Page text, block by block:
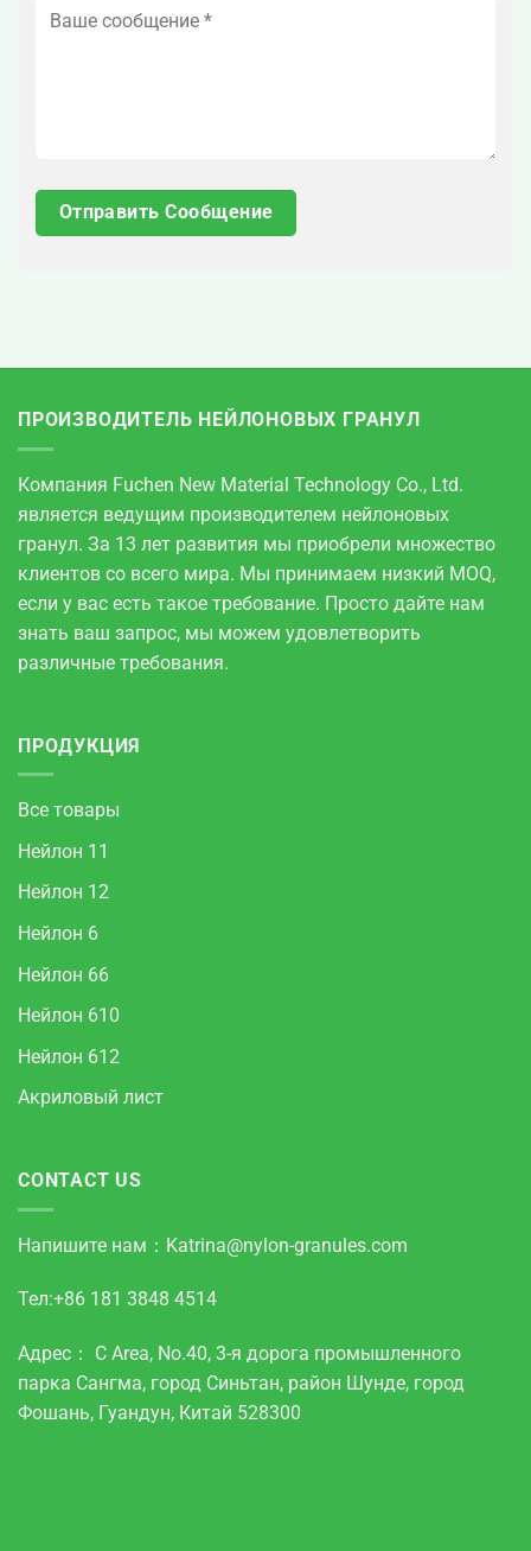
ПРОИЗВОДИТЕЛЬ НЕЙЛОНОВЫХ ГРАНУЛ
Компания Fuchen New Material Technology Co., Ltd.
является ведущим производителем нейлоновых
гранул. За 13 лет развития мы приобрели множество
клиентов со всего мира. Мы принимаем низкий MOQ,
если у вас есть такое требование. Просто дайте нам
знать ваш запрос, мы можем удовлетворить
различные требования.
ПРОДУКЦИЯ
Все товары
Нейлон 11
Нейлон 12
Нейлон 6
Нейлон 66
Нейлон 610
Нейлон 612
Акриловый лист
CONTACT US
Напишите нам： Katrina@nylon-granules.com
Тел:+86 181 3848 4514
Адрес： C Area, No.40, 3-я дорога промышленного
парка Сангма, город Синьтан, район Шунде, город
Фошань, Гуандун, Китай 528300